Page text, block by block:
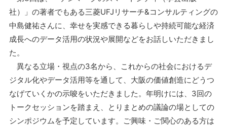
社）」の著者でもある三菱UFJリサーチ&コンサルティングの
中島健祐さんに、幸せを実感できる暮らしや持続可能な経済
成長へのデータ活用の状況や展開などをお話しいただきまし
た。
異なる立場・視点の3名から、これからの社会におけるデ
ジタル化やデータ活用等を通して、大阪の価値創造にどうつ
なげていくかの示唆をいただきました。年明けには、3回の
トークセッションを踏まえ、とりまとめの議論の場としての
シンポジウムを予定しています。ご興味・ご関心のある方は